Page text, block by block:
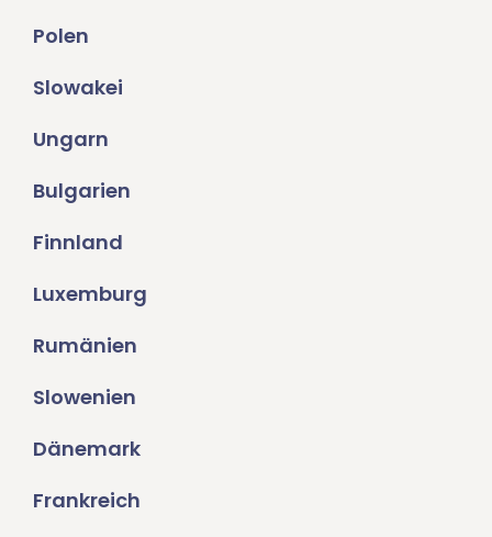
Polen
Slowakei
Ungarn
Bulgarien
Finnland
Luxemburg
Rumänien
Slowenien
Dänemark
Frankreich